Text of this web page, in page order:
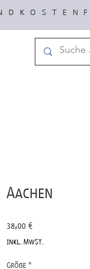
Aachen
38,00 €Preis
inkl. MwSt.
Größe *